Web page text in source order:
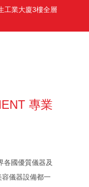
工業大廈3樓全層
專業
各國優質儀器及
儀器設備都一